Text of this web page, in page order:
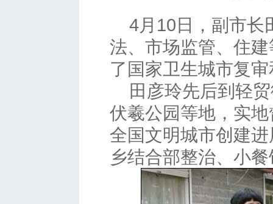
4月10日，副市长
法、市场监管、住
了国家卫生城市复
田彦玲先后到轻
伏羲公园等地，实
全国文明城市创建
乡结合部整治、小